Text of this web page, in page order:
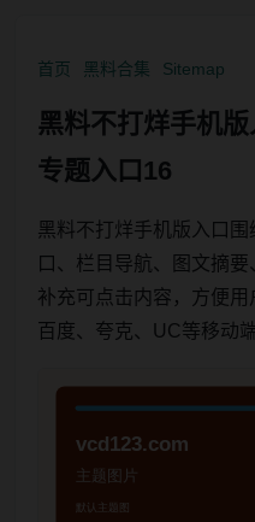
首页 黑料合集 Sitemap
黑料不打烊手机
专题入口16
黑料不打烊手机版入口
口、栏目导航、图文摘
补充可点击内容，方便
百度、夸克、UC等移动